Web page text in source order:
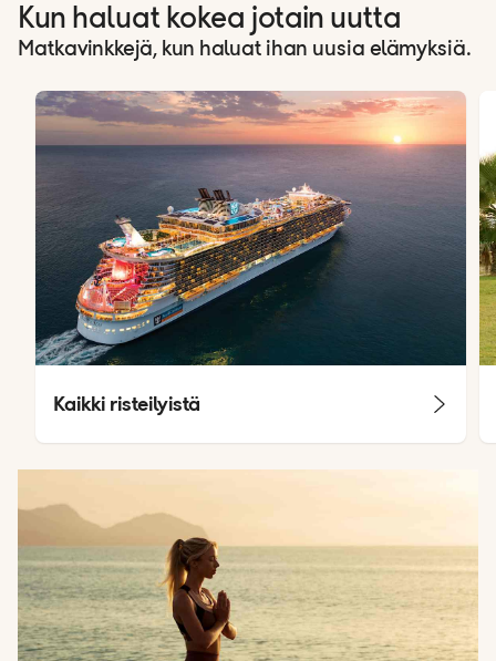
Kun haluat kokea jotain uutta
Matkavinkkejä, kun haluat ihan uusia elämyksiä.
Kaikki risteilyistä